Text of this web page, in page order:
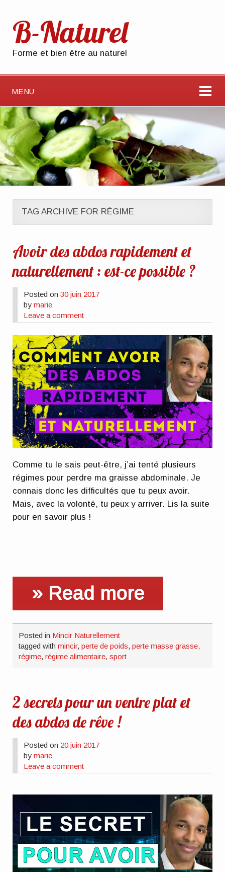
B-Naturel
Forme et bien être au naturel
MENU
TAG ARCHIVE FOR RÉGIME
Avoir des abdos rapidement et
naturellement : est-ce possible ?
Posted on30 juin 2017
bymarie
Leave a comment
Comme tu le sais peut-être, j’ai tenté plusieurs
régimes pour perdre ma graisse abdominale. Je
connais donc les difficultés que tu peux avoir.
Mais, avec la volonté, tu peux y arriver. Lis la suite
pour en savoir plus !
» Read more
Posted in Mincir Naturellement
tagged withmincir,perte de poids,perte masse grasse,
régime,régime alimentaire,sport
2 secrets pour un ventre plat et
des abdos de rêve !
Posted on 20 juin 2017
bymarie
Leave a comment